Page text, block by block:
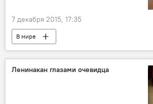
7 декабря 2015, 17:35
В мире
Ленинакан глазами очевидца